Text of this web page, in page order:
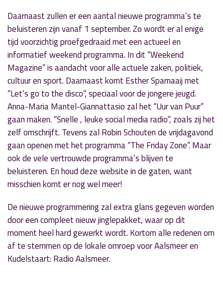
Daarnaast zullen er een aantal nieuwe programma’s te
beluisteren zijn vanaf 1 september. Zo wordt er al enige
tijd voorzichtig proefgedraaid met een actueel en
informatief weekend programma. In dit “Weekend
Magazine” is aandacht voor alle actuele zaken, politiek,
cultuur en sport. Daarnaast komt Esther Sparnaaij met
“Let’s go to the disco”, speciaal voor de jongere jeugd.
Anna-Maria Mantel-Giannattasio zal het “Uur van Puur”
gaan maken. “Snelle , leuke social media radio”, zoals zij het
zelf omschrijft. Tevens zal Robin Schouten de vrijdagavond
gaan openen met het programma “The Friday Zone”. Maar
ook de vele vertrouwde programma’s blijven te
beluisteren. En houd deze website in de gaten, want
misschien komt er nog wel meer!
De nieuwe programmering zal extra glans gegeven worden
door een compleet nieuw jinglepakket, waar op dit
moment heel hard gewerkt wordt. Kortom alle redenen om
af te stemmen op de lokale omroep voor Aalsmeer en
Kudelstaart: Radio Aalsmeer.